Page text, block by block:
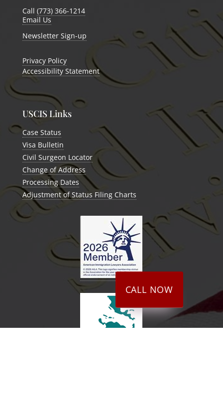
Call (773) 366-1214
Email Us
Newsletter Sign-up
Privacy Policy
Accessibility Statement
USCIS Links
Case Status
Visa Bulletin
Civil Surgeon Locator
Change of Address
Processing Dates
Adjustment of Status Filing Charts
CALL NOW